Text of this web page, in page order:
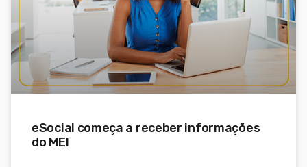
eSocial começa a receber informações
do MEI